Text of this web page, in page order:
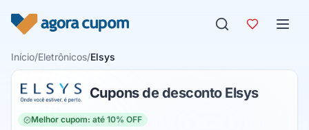
Início/Eletrônicos/Elsys
Cupons de desconto Elsys
Melhor cupom: até 10% OFF